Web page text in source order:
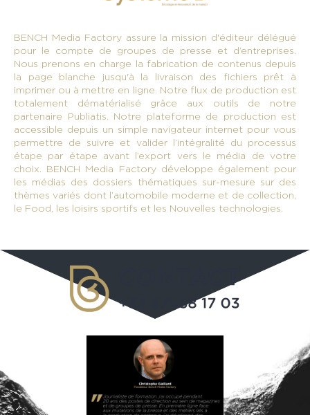
BENCH Media Factory assure la mission d'éditeur délégué
pour le compte de groupes de presse et d’entreprises.
Nous prenons en charge la fabrication de contenus depuis
la page blanche jusqu'à la livraison des fichiers prêt à
imprimer ou à mettre en ligne. Notre flux de production est
totalement dématérialisé grâce aux outils de notre
partenaire Publiatis. Notre plateforme de production est
accessible depuis un simple navigateur internet pour vous
permettre de suivre et valider l’intégralité du processus
étape par étape avant l’export vers le média de votre
choix. BENCH Media Factorydéveloppe également pour
les médias des dossiers thématiques sur-mesure sur des
thèmes variés dont l’automobile moderne et de collection,
le Food, les loisirs sportifs et les Nouvelles technologies.